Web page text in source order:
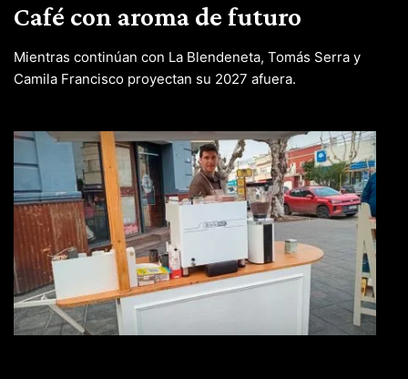
Café con aroma de futuro
Mientras continúan con La Blendeneta, Tomás Serra y
Camila Francisco proyectan su 2027 afuera.